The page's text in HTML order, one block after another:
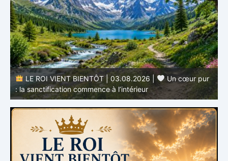
LE ROI VIENT BIENTÔT | 03.08.2026 |
Un cœur pur
: la sanctification commence à l’intérieur